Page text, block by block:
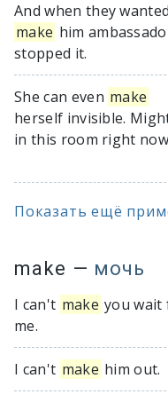
And when they
make him
stopped it.
She can even make
herself invisible.
in this room right
Показать ещё
make — мочь
I can't make you wait
me.
I can't make him out.